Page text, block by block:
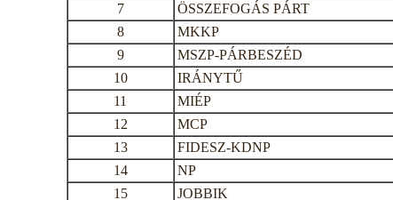
7
ÖSSZEFOGÁS PÁRT
8
MKKP
9
MSZP-PÁRBESZÉD
10
IRÁNYTŰ
11
MIÉP
12
MCP
13
FIDESZ-KDNP
14
NP
15
JOBBIK